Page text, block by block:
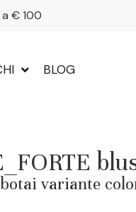
€ 100
BLOG
variante